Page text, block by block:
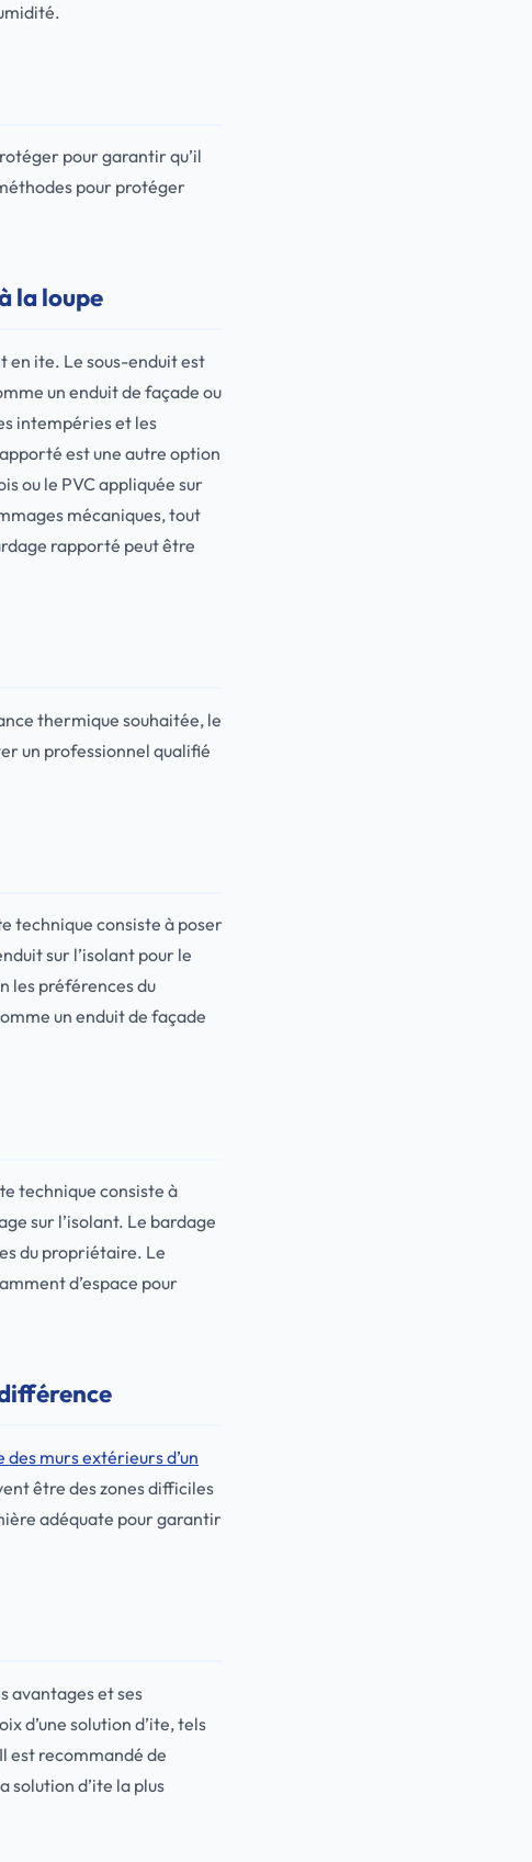
pour garantir qu’il
pour protéger
la loupe
en ite. Le sous-enduit est
un enduit de façade ou
intempéries et les
est une autre option
ou le PVC appliquée sur
mécaniques, tout
rapporté peut être
thermique souhaitée, le
un professionnel qualifié
technique consiste à poser
sur l’isolant pour le
les préférences du
un enduit de façade
technique consiste à
sur l’isolant. Le bardage
du propriétaire. Le
d’espace pour
murs extérieurs d’un
être des zones difficiles
adéquate pour garantir
avantages et ses
d’une solution d’ite, tels
est recommandé de
solution d’ite la plus